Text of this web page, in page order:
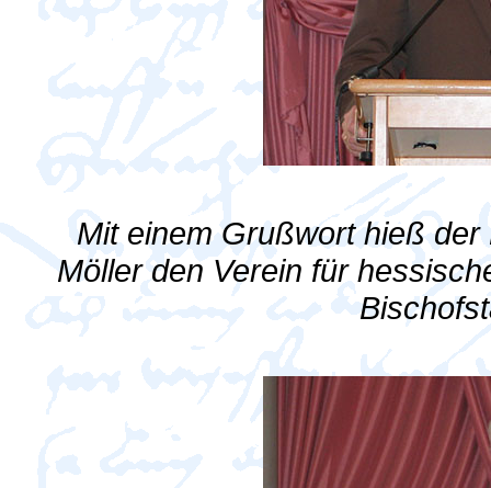
Mit einem Grußwort hieß
Möller den Verein für